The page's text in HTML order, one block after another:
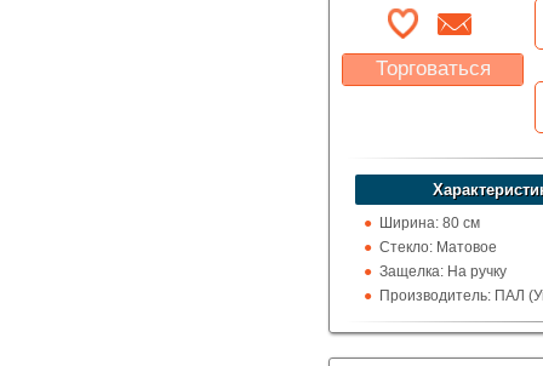
Торговаться
Указать цену
Ширина: 80 см
Стекло: Матовое
Защелка: На ручку
Производитель: ПАЛ
Высота: 200 см